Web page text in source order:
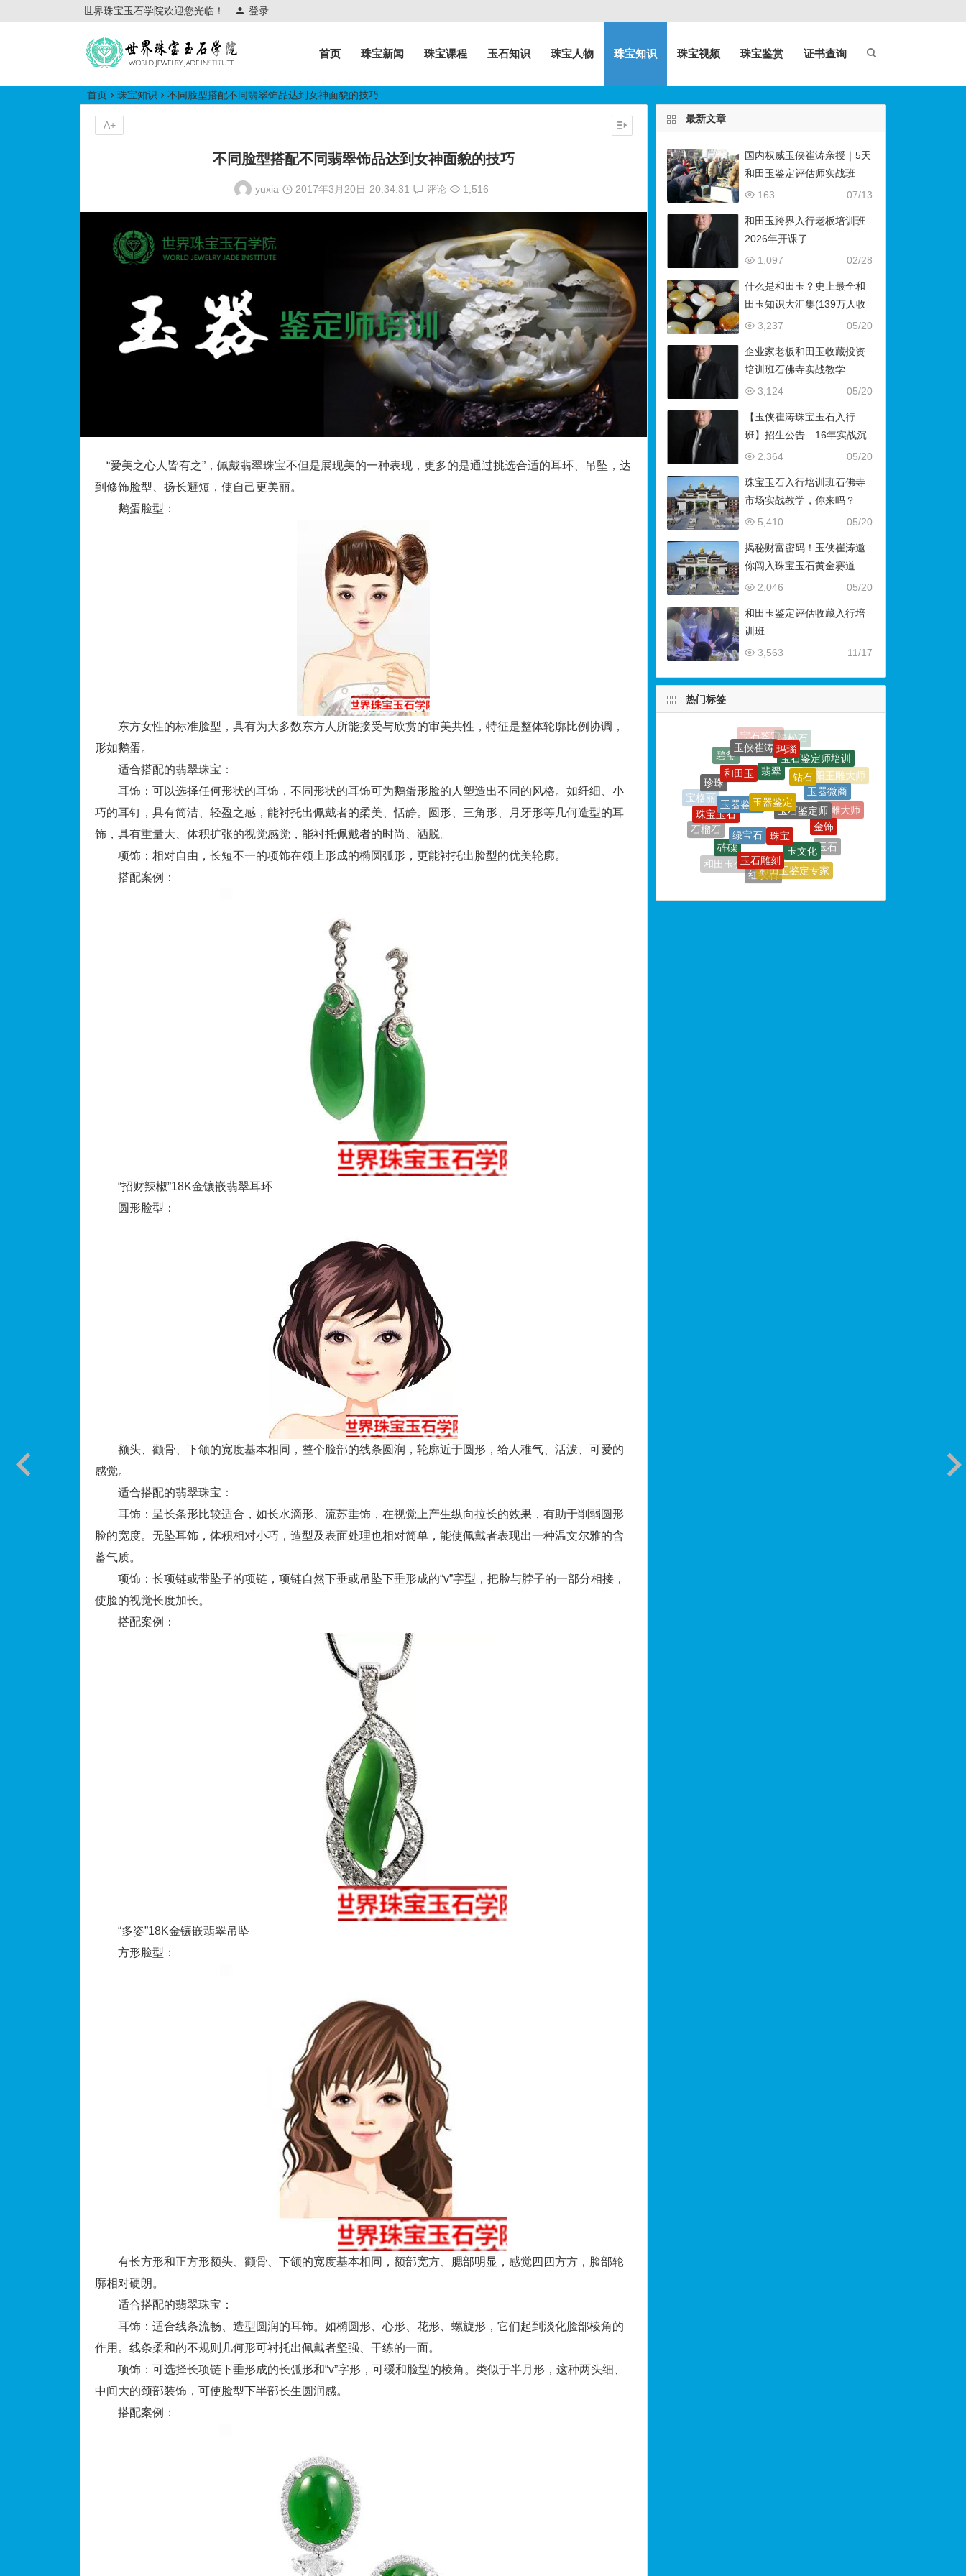
世界珠宝玉石学院欢迎您光临！ 登录
世界珠宝玉石学院培训中心
首页 珠宝新闻 珠宝课程 玉石知识 珠宝人物 珠宝知识 珠宝视频 珠宝鉴赏 证书查询
首页 珠宝知识 不同脸型搭配不同翡翠饰品达到女神面貌的技巧
不同脸型搭配不同翡翠饰品达到女神面貌的技巧
yuxia 2017年3月20日 20:34:31 评论 1,516
“爱美之心人皆有之”，佩戴翡翠珠宝不但是展现美的一种表现，更多的是通过挑选合适的耳环、吊坠，达
到修饰脸型、扬长避短，使自己更美丽。
鹅蛋脸型：
东方女性的标准脸型，具有为大多数东方人所能接受与欣赏的审美共性，特征是整体轮廓比例协调，
形如鹅蛋。
适合搭配的翡翠珠宝：
耳饰：可以选择任何形状的耳饰，不同形状的耳饰可为鹅蛋形脸的人塑造出不同的风格。如纤细、小
巧的耳钉，具有简洁、轻盈之感，能衬托出佩戴者的柔美、恬静。圆形、三角形、月牙形等几何造型的耳
饰，具有重量大、体积扩张的视觉感觉，能衬托佩戴者的时尚、洒脱。
项饰：相对自由，长短不一的项饰在领上形成的椭圆弧形，更能衬托出脸型的优美轮廓。
搭配案例：
“招财辣椒”18K金镶嵌翡翠耳环
圆形脸型：
额头、颧骨、下颌的宽度基本相同，整个脸部的线条圆润，轮廓近于圆形，给人稚气、活泼、可爱的
感觉。
适合搭配的翡翠珠宝：
耳饰：呈长条形比较适合，如长水滴形、流苏垂饰，在视觉上产生纵向拉长的效果，有助于削弱圆形
脸的宽度。无坠耳饰，体积相对小巧，造型及表面处理也相对简单，能使佩戴者表现出一种温文尔雅的含
蓄气质。
项饰：长项链或带坠子的项链，项链自然下垂或吊坠下垂形成的“v”字型，把脸与脖子的一部分相接，
使脸的视觉长度加长。
搭配案例：
“多姿”18K金镶嵌翡翠吊坠
方形脸型：
有长方形和正方形额头、颧骨、下颌的宽度基本相同，额部宽方、腮部明显，感觉四四方方，脸部轮
廓相对硬朗。
适合搭配的翡翠珠宝：
耳饰：适合线条流畅、造型圆润的耳饰。如椭圆形、心形、花形、螺旋形，它们起到淡化脸部棱角的
作用。线条柔和的不规则几何形可衬托出佩戴者坚强、干练的一面。
项饰：可选择长项链下垂形成的长弧形和“v”字形，可缓和脸型的棱角。类似于半月形，这种两头细、
中间大的颈部装饰，可使脸型下半部长生圆润感。
搭配案例：
A+
最新文章
国内权威玉侠崔涛亲授｜5天
和田玉鉴定评估师实战班
（石佛寺9月开班）
07/13
163
和田玉跨界入行老板培训班
2026年开课了
02/28
1,097
什么是和田玉？史上最全和
田玉知识大汇集(139万人收
藏）
05/20
3,237
企业家老板和田玉收藏投资
培训班石佛寺实战教学
05/20
3,124
【玉侠崔涛珠宝玉石入行
班】招生公告—16年实战沉
淀，助你叩开财富与传承之
05/20
2,364
珠宝玉石入行培训班石佛寺
市场实战教学，你来吗？
05/20
5,410
揭秘财富密码！玉侠崔涛邀
你闯入珠宝玉石黄金赛道
05/20
2,046
和田玉鉴定评估收藏入行培
训班
11/17
3,563
热门标签
玉侠崔涛 玛瑙
宝石鉴定师培训
宝格丽
珍珠
和田玉 翡翠
钻石
玉器微商
玉雕大师
和田玉收藏
首饰
石榴石
珠宝玉石
玉器鉴别玉器鉴定
玉石鉴定师
金饰
玉石
欧泊
戒指
婚戒
和田玉公盘
砗磲
绿宝石 珠宝
玉文化
和田玉鉴定专家
红纹石
玉石雕刻